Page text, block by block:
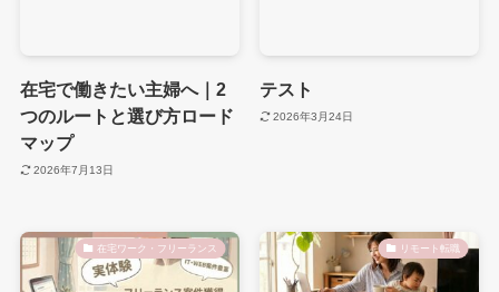
在宅で働きたい主婦へ｜2
つのルートと選び方ロード
マップ
2026年7月13日
テスト
2026年3月24日
在宅ワーク・フリーランス リモート転職